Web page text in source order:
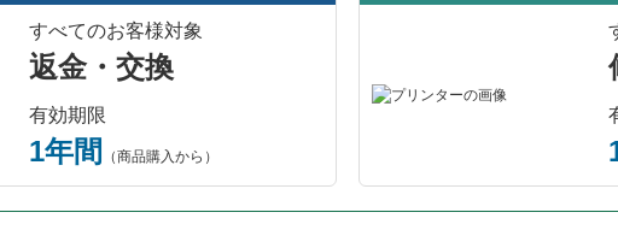
すべてのお客様対象
返金・交換
有効期限
1年間 （商品購入から）